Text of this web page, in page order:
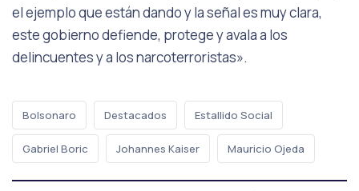
el ejemplo que están dando y la señal es muy clara,
este gobierno defiende, protege y avala a los
delincuentes y a los narcoterroristas».
Bolsonaro Destacados Estallido Social
Gabriel Boric Johannes Kaiser Mauricio Ojeda